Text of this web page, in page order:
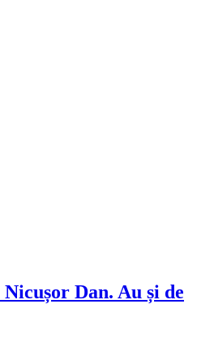
Dan. Au și de